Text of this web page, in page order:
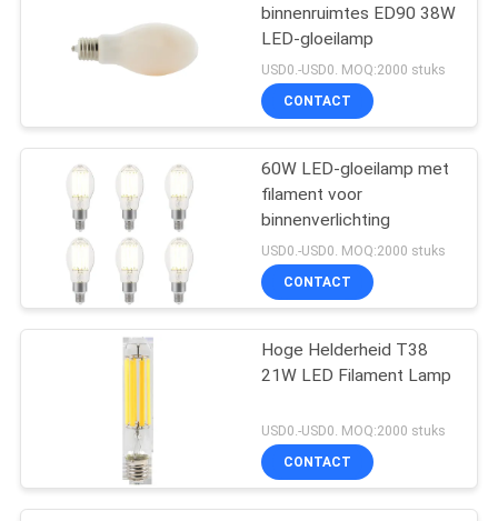
binnenruimtes ED90 38W
LED-gloeilamp
USD0.-USD0. MOQ:2000 stuks
CONTACT
60W LED-gloeilamp met
filament voor
binnenverlichting
USD0.-USD0. MOQ:2000 stuks
CONTACT
Hoge Helderheid T38
21W LED Filament Lamp
USD0.-USD0. MOQ:2000 stuks
CONTACT